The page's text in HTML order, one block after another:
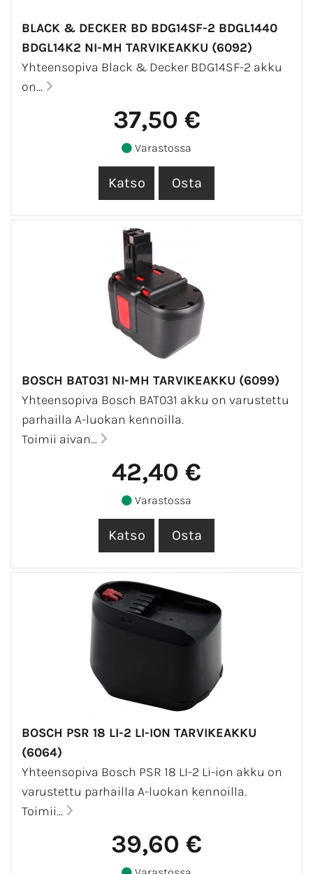
BLACK & DECKER BD BDG14SF-2 BDGL1440
BDGL14K2 NI-MH TARVIKEAKKU (6092)
Yhteensopiva Black & Decker BDG14SF-2 akku
on...
37,50 €
Varastossa
BOSCH BAT031 NI-MH TARVIKEAKKU (6099)
Yhteensopiva Bosch BAT031 akku on varustettu
parhailla A-luokan kennoilla.
Toimii aivan...
42,40 €
Varastossa
BOSCH PSR 18 LI-2 LI-ION TARVIKEAKKU
(6064)
Yhteensopiva Bosch PSR 18 LI-2 Li-ion akku on
varustettu parhailla A-luokan kennoilla.
Toimii...
39,60 €